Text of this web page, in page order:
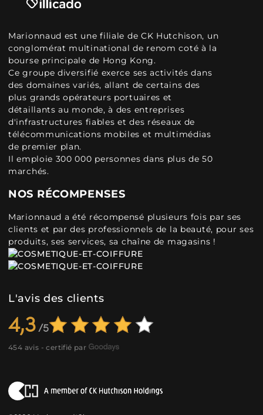
Marionnaud est une filiale de CK Hutchison, un
conglomérat multinational de renom coté à la
bourse principale de Hong Kong.
Ce groupe diversifié exerce ses activités dans
des domaines variés, allant de certains des
plus grands opérateurs portuaires et
détaillants au monde, à des entreprises
d'infrastructures fiables et des réseaux de
télécommunications mobiles et multimédias
de premier plan.
Il emploie 300 000 personnes dans plus de 50
marchés.
NOS RÉCOMPENSES
Marionnaud a été récompensé plusieurs fois par ses
clients et par des professionnels de la beauté, pour ses
produits, ses services, sa chaîne de magasins !
L'avis des clients
4,3
454 avis - certifié par